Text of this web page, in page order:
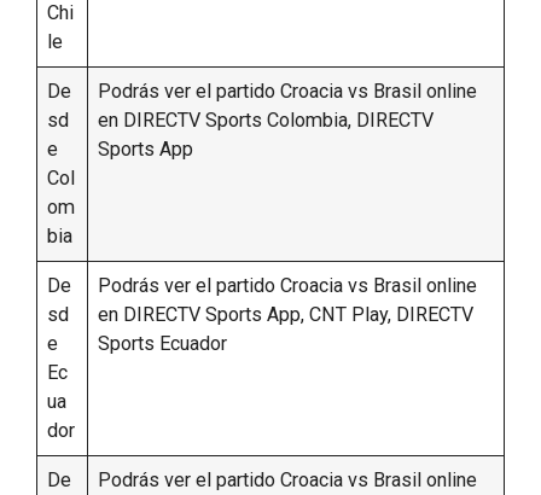
Chi
le
De
sd
e
Col
om
bia
Podrás ver el partido Croacia vs Brasil online
en DIRECTV Sports Colombia, DIRECTV
Sports App
De
sd
e
Ec
ua
dor
Podrás ver el partido Croacia vs Brasil online
en DIRECTV Sports App, CNT Play, DIRECTV
Sports Ecuador
De
Podrás ver el partido Croacia vs Brasil online